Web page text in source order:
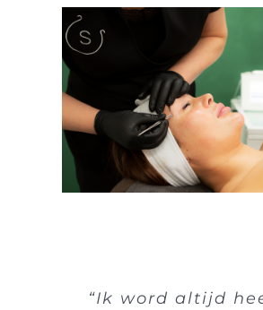
“Ik word altijd